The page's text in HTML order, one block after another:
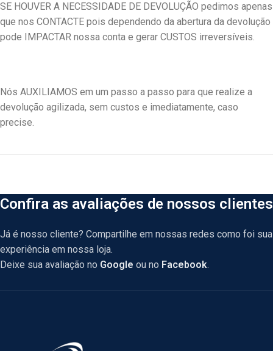
SE HOUVER A NECESSIDADE DE DEVOLUÇÃO pedimos apenas
que nos CONTACTE pois dependendo da abertura da devolução
pode IMPACTAR nossa conta e gerar CUSTOS irreversíveis.
Nós AUXILIAMOS em um passo a passo para que realize a
devolução agilizada, sem custos e imediatamente, caso
precise.
Confira as avaliações de nossos clientes
Já é nosso cliente? Compartilhe em nossas redes como foi sua
experiência em nossa loja.
Deixe sua avaliação no Google ou no Facebook.